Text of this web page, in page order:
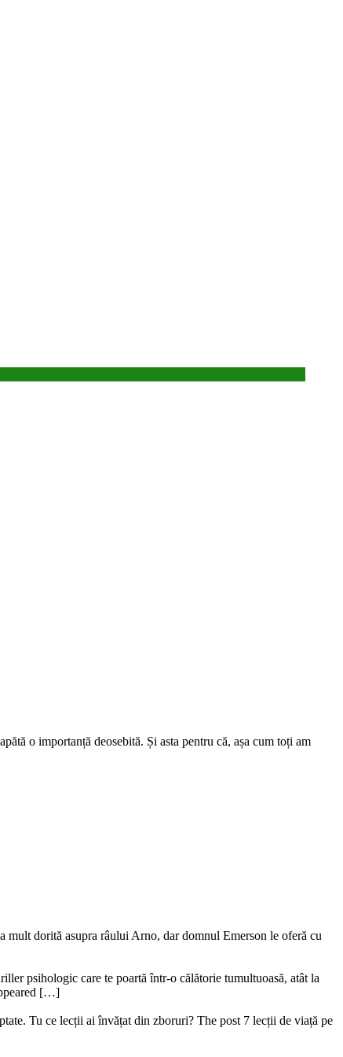
o importanță deosebită. Și asta pentru că, așa cum toți am
mult dorită asupra râului Arno, dar domnul Emerson le oferă cu
psihologic care te poartă într-o călătorie tumultuoasă, atât la
[…]
Tu ce lecții ai învățat din zboruri? The post 7 lecții de viață pe